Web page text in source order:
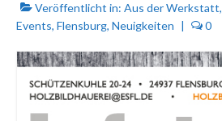
LINKS
Veröffentlicht in: Aus der Werkstatt,
Events, Flensburg, Neuigkeiten | 0